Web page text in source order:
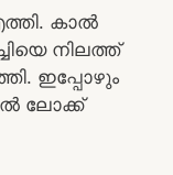
കാൽ
നിലത്ത്
ഇപ്പോഴും
ലോക്ക്